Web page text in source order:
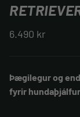
6.490 kr
Þægilegur og
fyrir